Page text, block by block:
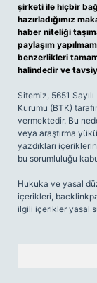
şirketi ile hiçbir
hazırladığımız
haber niteliği
paylaşım
benzerlikleri
halindedir ve
Sitemiz, 5651
Kurumu (BTK)
vermektedir. Bu
veya araştırma
yazdıkları
bu sorumluluğu
Hukuka ve yasal
içerikleri,
ilgili içerikler yasal